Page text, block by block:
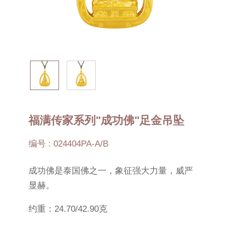
福满传家系列"成功佛"足金吊坠
编号 : 024404PA-A/B
成功佛是泰国佛之一，象征强大力量，威严
显赫。
约重：24.70/42.90克